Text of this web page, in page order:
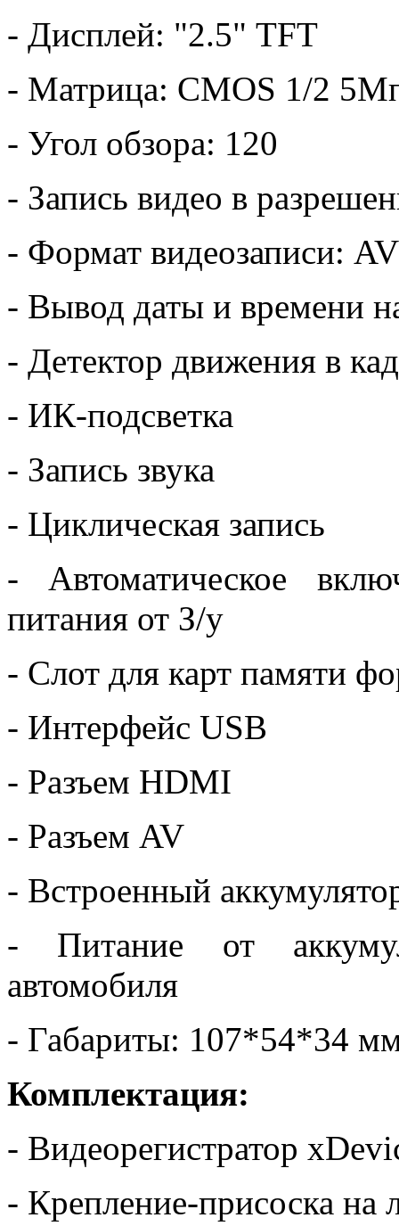
- Дисплей: "2.5" TFT
- Матрица: CMOS 1/2
- Угол обзора: 120
- Запись видео в
- Формат видеозаписи:
- Вывод даты и времени
- Детектор движения в
- ИК-подсветка
- Запись звука
- Циклическая запись
- Автоматическое
питания от З/у
- Слот для карт памяти
- Интерфейс USB
- Разъем HDMI
- Разъем AV
- Встроенный
- Питание от
автомобиля
- Габариты: 107*54*34
Комплектация:
- Видеорегистратор
- Крепление-присоска на